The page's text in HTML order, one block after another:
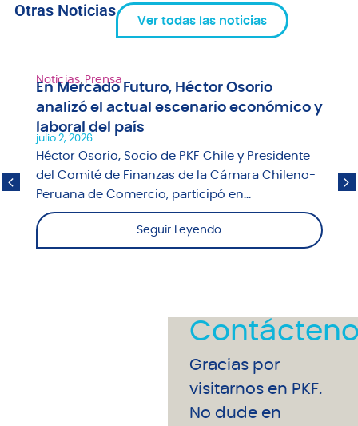
Otras Noticias
Ver todas las noticias
Noticias, Prensa
En Mercado Futuro, Héctor Osorio
analizó el actual escenario económico y
laboral del país
julio 2, 2026
Héctor Osorio, Socio de PKF Chile y Presidente
del Comité de Finanzas de la Cámara Chileno-
Peruana de Comercio, participó en...
Seguir Leyendo
Gracias por
visitarnos en PKF.
No dude en